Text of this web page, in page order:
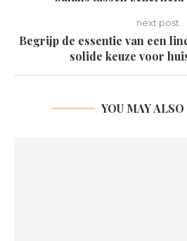
next post
Begrijp de essentie van een
solide keuze voor
YOU MAY